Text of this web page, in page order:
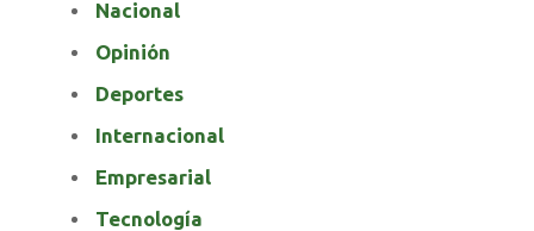
Nacional
Opinión
Deportes
Internacional
Empresarial
Tecnología